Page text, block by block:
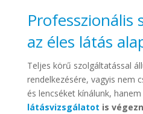
Professzionális
az éles látás
Teljes körű szolgáltatással
rendelkezésére, vagyis nem
és lencséket kínálunk, hanem
látásvizsgálatot is